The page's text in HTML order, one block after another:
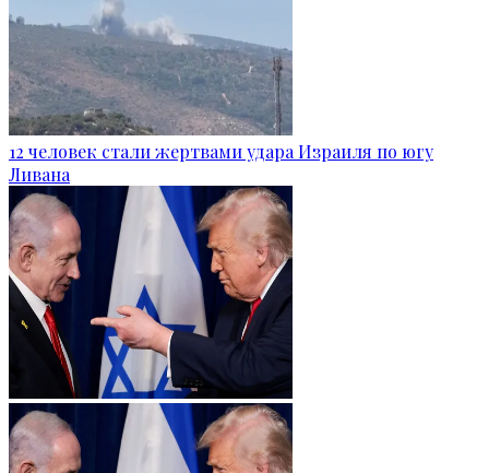
12 человек стали жертвами удара Израиля по югу
Ливана